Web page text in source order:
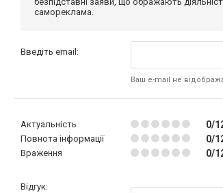
самореклама.
Введіть email:
Ваш e-mail не
Актуальність 0/
Повнота інформації 0/
Враження 0/
Відгук: